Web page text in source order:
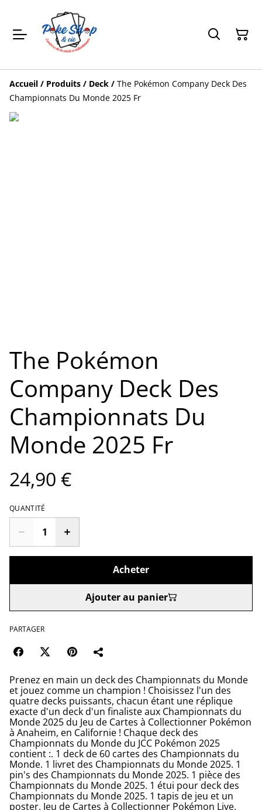
Accueil / Produits / Deck / The Pokémon Company Deck Des
Championnats Du Monde 2025 Fr
The Pokémon
Company Deck Des
Championnats Du
Monde 2025 Fr
24,90 €
QUANTITÉ
Acheter
Ajouter au panier
PARTAGER
Prenez en main un deck des Championnats du Monde
et jouez comme un champion ! Choisissez l'un des
quatre decks puissants, chacun étant une réplique
exacte d'un deck d'un finaliste aux Championnats du
Monde 2025 du Jeu de Cartes à Collectionner Pokémon
à Anaheim, en Californie ! Chaque deck des
Championnats du Monde du JCC Pokémon 2025
contient :. 1 deck de 60 cartes des Championnats du
Monde. 1 livret des Championnats du Monde 2025. 1
pin's des Championnats du Monde 2025. 1 pièce des
Championnats du Monde 2025. 1 étui pour deck des
Championnats du Monde 2025. 1 tapis de jeu et un
poster. Jeu de Cartes à Collectionner Pokémon Live.